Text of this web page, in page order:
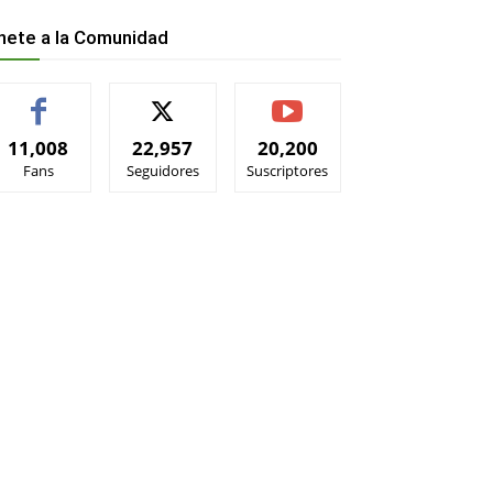
a la Comunidad
11,008
Fans
22,957
Seguidores
20,200
Suscriptores